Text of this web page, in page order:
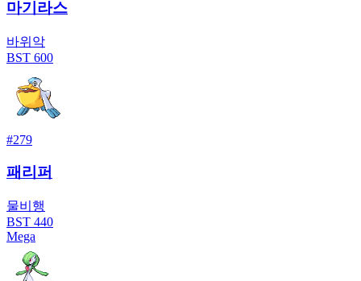
마기라스
바위 악
BST 600
#279
패리퍼
물비행
BST 440
Mega